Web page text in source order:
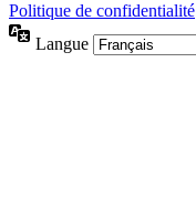
Politique de confidentialité
Langue